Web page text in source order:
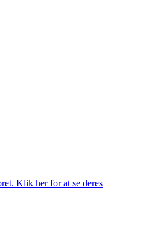
Klik her for at se deres